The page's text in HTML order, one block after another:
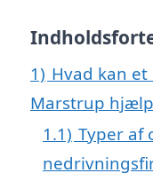
1) Hvad kan
Marstrup
1.1) Typer af